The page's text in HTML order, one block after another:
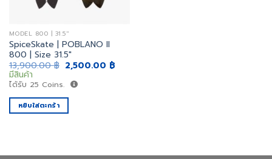
MODEL 800 | 31.5"
SpiceSkate | POBLANO II
800 | Size 31.5″
13,900.00฿ Original
price
was:
13,900.00 ฿.
2,500.00 ฿Current
มีสินค้า
ได้รับ 25 Coins.
หยิบใส่ตะกร้า